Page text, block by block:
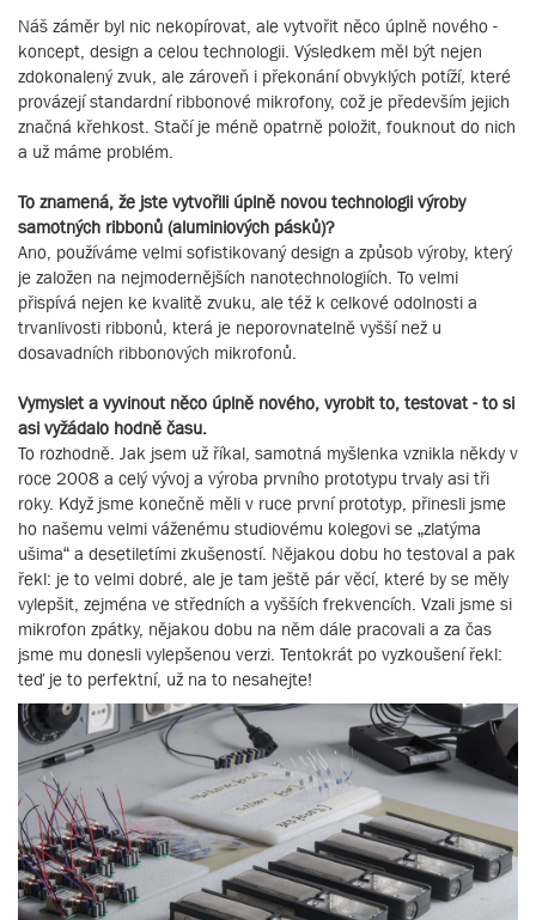
Náš záměr byl nic nekopírovat, ale vytvořit něco úplně nového -
koncept, design a celou technologii. Výsledkem měl být nejen
zdokonalený zvuk, ale zároveň i překonání obvyklých potíží, které
provázejí standardní ribbonové mikrofony, což je především jejich
značná křehkost. Stačí je méně opatrně položit, fouknout do nich
a už máme problém.
To znamená, že jste vytvořili úplně novou technologii výroby
samotných ribbonů (aluminiových pásků)?
Ano, používáme velmi sofistikovaný design a způsob výroby, který
je založen na nejmodernějších nanotechnologiích. To velmi
přispívá nejen ke kvalitě zvuku, ale též k celkové odolnosti a
trvanlivosti ribbonů, která je neporovnatelně vyšší než u
dosavadních ribbonových mikrofonů.
Vymyslet a vyvinout něco úplně nového, vyrobit to, testovat - to si
asi vyžádalo hodně času.
To rozhodně. Jak jsem už říkal, samotná myšlenka vznikla někdy v
roce 2008 a celý vývoj a výroba prvního prototypu trvaly asi tři
roky. Když jsme konečně měli v ruce první prototyp, přinesli jsme
ho našemu velmi váženému studiovému kolegovi se „zlatýma
ušima“ a desetiletími zkušeností. Nějakou dobu ho testoval a pak
řekl: je to velmi dobré, ale je tam ještě pár věcí, které by se měly
vylepšit, zejména ve středních a vyšších frekvencích. Vzali jsme si
mikrofon zpátky, nějakou dobu na něm dále pracovali a za čas
jsme mu donesli vylepšenou verzi. Tentokrát po vyzkoušení řekl:
teď je to perfektní, už na to nesahejte!